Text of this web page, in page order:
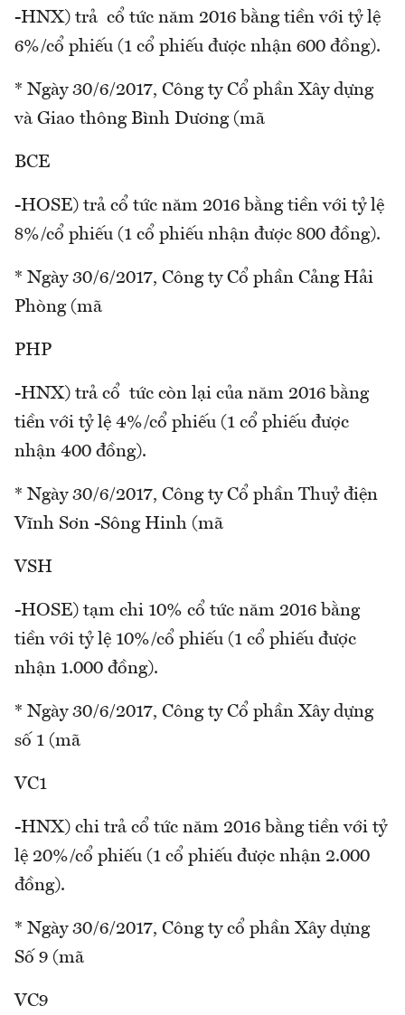
-HNX) trả cổ tức năm 2016 bằng tiền với tỷ lệ
6%/cổ phiếu (1 cổ phiếu được nhận 600 đồng).
* Ngày 30/6/2017, Công ty Cổ phần Xây dựng
và Giao thông Bình Dương (mã
BCE
-HOSE) trả cổ tức năm 2016 bằng tiền với tỷ lệ
8%/cổ phiếu (1 cổ phiếu nhận được 800 đồng).
* Ngày 30/6/2017, Công ty Cổ phần Cảng Hải
Phòng (mã
PHP
-HNX) trả cổ tức còn lại của năm 2016 bằng
tiền với tỷ lệ 4%/cổ phiếu (1 cổ phiếu được
nhận 400 đồng).
* Ngày 30/6/2017, Công ty Cổ phần Thuỷ điện
Vĩnh Sơn -Sông Hinh (mã
VSH
-HOSE) tạm chi 10% cổ tức năm 2016 bằng
tiền với tỷ lệ 10%/cổ phiếu (1 cổ phiếu được
nhận 1.000 đồng).
* Ngày 30/6/2017, Công ty Cổ phần Xây dựng
số 1 (mã
VC1
-HNX) chi trả cổ tức năm 2016 bằng tiền với tỷ
lệ 20%/cổ phiếu (1 cổ phiếu được nhận 2.000
đồng).
* Ngày 30/6/2017, Công ty cổ phần Xây dựng
Số 9 (mã
VC9